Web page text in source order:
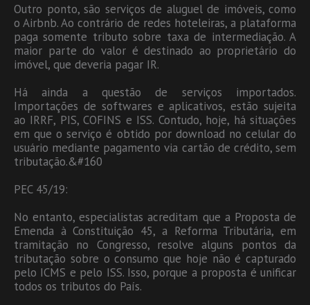
Outro ponto, são serviços de aluguel de imóveis, como
o Airbnb. Ao contrário de redes hoteleiras, a plataforma
paga somente tributo sobre taxa de intermediação. A
maior parte do valor é destinado ao proprietário do
imóvel, que deveria pagar IR.
Há ainda a questão de serviços importados.
Importações de softwares e aplicativos, estão sujeita
ao IRRF, PIS, COFINS e ISS. Contudo, hoje, há situações
em que o serviço é obtido por download no celular do
usuário mediante pagamento via cartão de crédito, sem
tributação.&#160
PEC 45/19:
No entanto, especialistas acreditam que a Proposta de
Emenda à Constituição 45, a Reforma Tributária, em
tramitação no Congresso, resolve alguns pontos da
tributação sobre o consumo que hoje não é capturado
pelo ICMS e pelo ISS. Isso, porque a proposta é unificar
todos os tributos do País.